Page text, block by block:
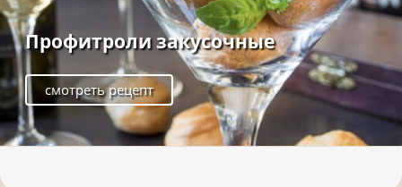
Профитроли закусочные
смотреть рецепт